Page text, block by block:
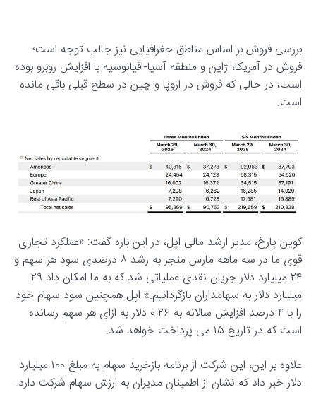
بررسی فروش بر اساس مناطق جغرافیایی نیز جالب توجه است؛
فروش در آمریکا، ژاپن و منطقه آسیا-اقیانوسیه با افزایش روبرو بوده
است، در حالی که فروش در اروپا و چین در سطح قبلی باقی مانده
است.
کوین پارخ، مدیر ارشد مالی اپل، در این باره گفت: «عملکرد تجاری
قوی ما در سه ماهه مارس منجر به رشد ۸ درصدی سود هر سهم و
۲۴ میلیارد دلار جریان نقدی عملیاتی شد که به ما امکان داد ۲۹
میلیارد دلار به سهامداران بازگردانیم.» اپل همچنین سود سهام خود
را با ۴ درصد افزایش سالانه به ۰.۲۶ دلار به ازای هر سهم رسانده
است که در تاریخ ۱۵ می پرداخت خواهد شد.
علاوه بر این، این شرکت از برنامه بازخرید سهام به مبلغ ۱۰۰ میلیارد
دلار خبر داد که نشان از اطمینان مدیران به ارزش سهام شرکت دارد.